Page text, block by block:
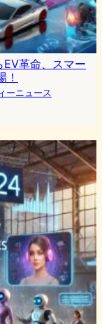
革命、スマー
！
ーニュース